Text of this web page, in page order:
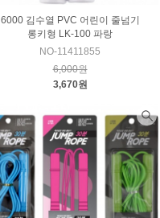
6000 김수열 PVC 어린이 줄넘기
롱키형 LK-100 파랑
NO-11411855
6,000원
3,670원